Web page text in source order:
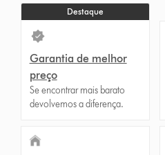
reviews
for
that
model
Destaque
Garantia de melhor
preço
Se encontrar mais barato
devolvemos a diferença.